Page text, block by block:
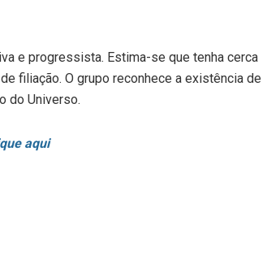
e progressista. Estima-se que tenha cerca
filiação. O grupo reconhece a existência de
do Universo.
aqui